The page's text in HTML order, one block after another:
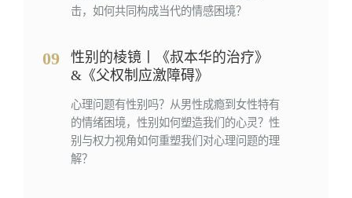
击，如何共同构成当代的情感困境？
09
性别的棱镜丨《叔本华的治疗》
&《父权制应激障碍》
心理问题有性别吗？从男性成瘾到女性特有
的情绪困境，性别如何塑造我们的心灵？性
别与权力视角如何重塑我们对心理问题的理
解？